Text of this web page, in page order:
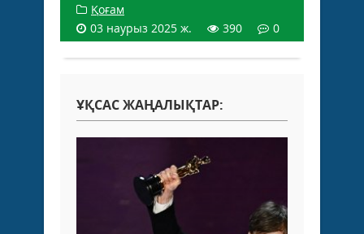
Қоғам
03 наурыз 2025 ж.
390 0
ҰҚСАС ЖАҢАЛЫҚТАР: